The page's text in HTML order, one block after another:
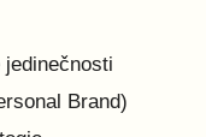
Brand)